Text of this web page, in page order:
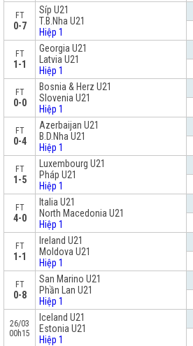
FT
0-7
Síp U21
T.B.Nha U21
Hiệp 1
FT
1-1
Georgia U21
Latvia U21
Hiệp 1
FT
0-0
Bosnia & Herz U21
Slovenia U21
Hiệp 1
FT
0-4
Azerbaijan U21
B.D.Nha U21
Hiệp 1
FT
1-5
Luxembourg U21
Pháp U21
Hiệp 1
FT
4-0
Italia U21
North Macedonia U21
Hiệp 1
FT
1-1
Ireland U21
Moldova U21
Hiệp 1
FT
0-8
San Marino U21
Phần Lan U21
Hiệp 1
26/03
00h15
Iceland U21
Estonia U21
Hiệp 1